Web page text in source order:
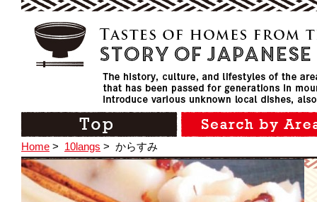
Home > 10langs > からすみ